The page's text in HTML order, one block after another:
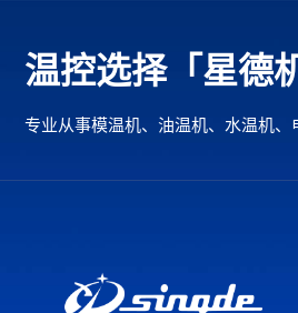
温控选择「星德
专业从事模温机、油温机、水温机